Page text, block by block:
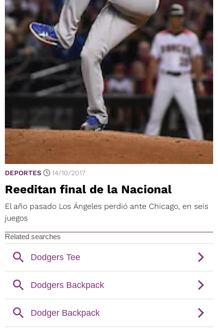
DEPORTES 14/10/2017
Reeditan final de la Nacional
El año pasado Los Ángeles perdió ante Chicago, en seis
juegos